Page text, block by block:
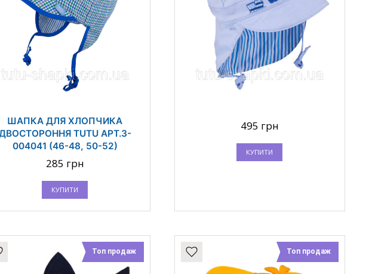
ШАПКА ДЛЯ ХЛОПЧИКА
TUTU АРТ.3-
004041 (46-48, 50-52)
285 грн
КУПИТИ
495 грн
КУПИТИ
Топ продаж Топ продаж